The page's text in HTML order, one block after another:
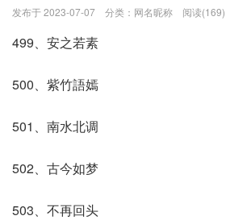
发布于 2023-07-07 分类： 网名昵称 阅读(169)
499、安之若素
500、紫竹語嫣
501、南水北调
502、古今如梦
503、不再回头